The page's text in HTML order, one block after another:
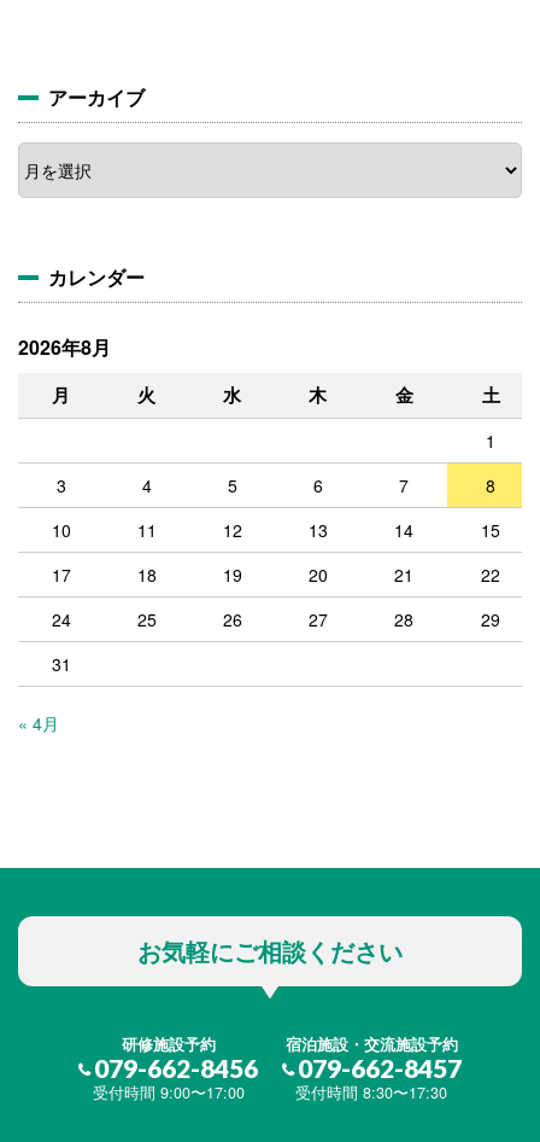
アーカイブ
カレンダー
2026年8月
月 火 水 木 金 土
1
3
4 5 6 7
8
10
11 12 13 14
15
17
18 19 20 21
22
24
25 26 27 28
29
31
« 4月
お気軽にご相談ください
研修施設予約
079-662-8456
受付時間 9:00〜17:00
宿泊施設・交流施設予約
079-662-8457
受付時間 8:30〜17:30